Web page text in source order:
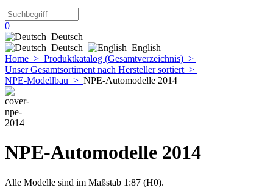
0
Deutsch
Deutsch
English
Home > Produktkatalog (Gesamtverzeichnis) >
Unser Gesamtsortiment nach Hersteller sortiert >
NPE-Modellbau > NPE-Automodelle 2014
NPE-Automodelle 2014
Alle Modelle sind im Maßstab 1:87 (H0).